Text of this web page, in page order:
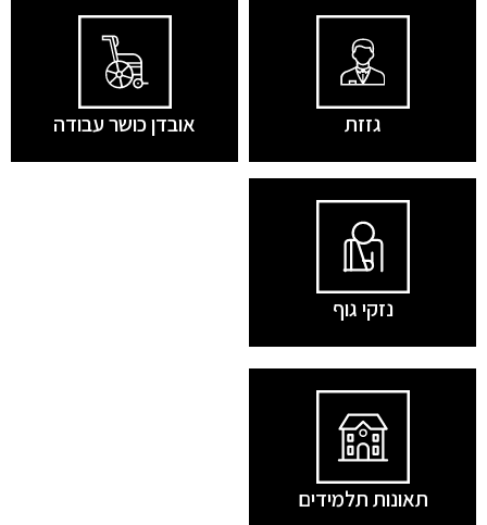
גזזת אובדן כושר עבודה
נזקי גוף
תאונות תלמידים